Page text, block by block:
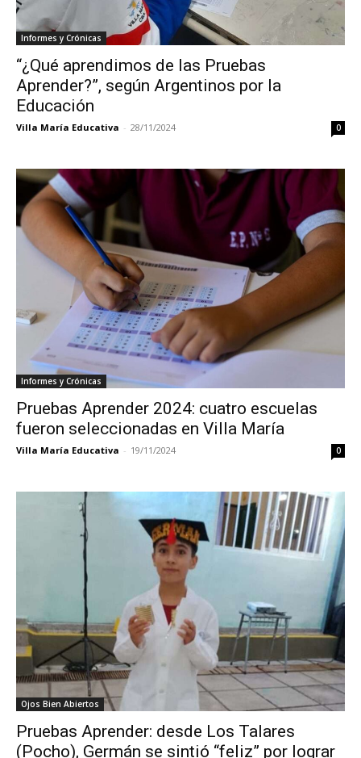
Informes y Crónicas
“¿Qué aprendimos de las Pruebas
Aprender?”, según Argentinos por la
Educación
Villa María Educativa - 28/11/2024 0
Informes y Crónicas
Pruebas Aprender 2024: cuatro escuelas
fueron seleccionadas en Villa María
Villa María Educativa - 19/11/2024 0
Ojos Bien Abiertos
Pruebas Aprender: desde Los Talares
(Pocho), Germán se sintió “feliz” por lograr